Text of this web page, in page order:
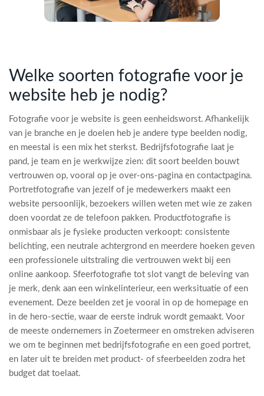
Welke soorten fotografie voor je
website heb je nodig?
Fotografie voor je website is geen eenheidsworst. Afhankelijk
van je branche en je doelen heb je andere type beelden nodig,
en meestal is een mix het sterkst. Bedrijfsfotografie laat je
pand, je team en je werkwijze zien: dit soort beelden bouwt
vertrouwen op, vooral op je over-ons-pagina en contactpagina.
Portretfotografie van jezelf of je medewerkers maakt een
website persoonlijk, bezoekers willen weten met wie ze zaken
doen voordat ze de telefoon pakken. Productfotografie is
onmisbaar als je fysieke producten verkoopt: consistente
belichting, een neutrale achtergrond en meerdere hoeken geven
een professionele uitstraling die vertrouwen wekt bij een
online aankoop. Sfeerfotografie tot slot vangt de beleving van
je merk, denk aan een winkelinterieur, een werksituatie of een
evenement. Deze beelden zet je vooral in op de homepage en
in de hero-sectie, waar de eerste indruk wordt gemaakt. Voor
de meeste ondernemers in Zoetermeer en omstreken adviseren
we om te beginnen met bedrijfsfotografie en een goed portret,
en later uit te breiden met product- of sfeerbeelden zodra het
budget dat toelaat.